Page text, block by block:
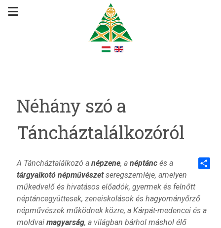
Néhány szó a
Táncháztalálkozóról
A Táncháztalálkozó a népzene, a néptáncés a
tárgyalkotó népművészetseregszemléje, amelyen
műkedvelő és hivatásos előadók, gyermek és felnőtt
néptáncegyüttesek, zeneiskolások és hagyományőrző
népművészek működnek közre, a Kárpát-medencei és a
moldvai magyarság, a világban bárhol máshol élő